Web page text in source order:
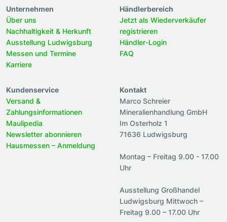
Unternehmen
Über uns
Nachhaltigkeit & Herkunft
Ausstellung Ludwigsburg
Messen und Termine
Karriere
Händlerbereich
Jetzt als Wiederverkäufer
registrieren
Händler-Login
FAQ
Kundenservice
Versand &
Zahlungsinformationen
Maulipedia
Newsletter abonnieren
Hausmessen – Anmeldung
Kontakt
Marco Schreier
Mineralienhandlung GmbH
Im Osterholz 1
71636 Ludwigsburg
Montag – Freitag 9.00 - 17.00
Uhr
Ausstellung Großhandel
Ludwigsburg Mittwoch –
Freitag 9.00 – 17.00 Uhr